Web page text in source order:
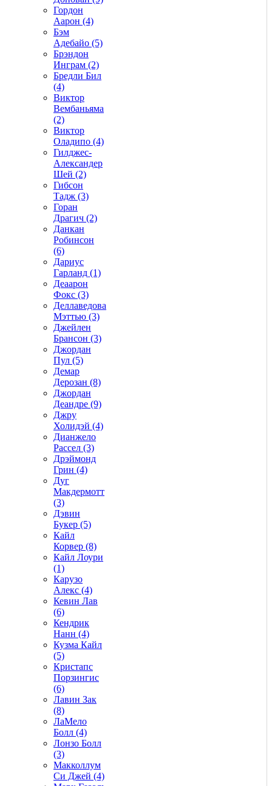
Гордон
Аарон (4)
Бэм
Адебайо (5)
Брэндон
Инграм (2)
Бредли Бил
(4)
Виктор
Вембаньяма
(2)
Виктор
Оладипо (4)
Гилджес-
Александер
Шей (2)
Гибсон
Тадж (3)
Горан
Драгич (2)
Данкан
Робинсон
(6)
Дариус
Гарланд (1)
Деаарон
Фокс (3)
Деллаведова
Мэттью (3)
Джейлен
Брансон (3)
Джордан
Пул (5)
Демар
Дерозан (8)
Джордан
Деандре (9)
Джру
Холидэй (4)
Дианжело
Рассел (3)
Дрэймонд
Грин (4)
Дуг
Макдермотт
(3)
Дэвин
Букер (5)
Кайл
Корвер (8)
Кайл Лоури
(1)
Карузо
Алекс (4)
Кевин Лав
(6)
Кендрик
Нанн (4)
Кузма Кайл
(5)
Кристапс
Порзингис
(6)
Лавин Зак
(8)
ЛаМело
Болл (4)
Лонзо Болл
(3)
Макколлум
Си Джей (4)